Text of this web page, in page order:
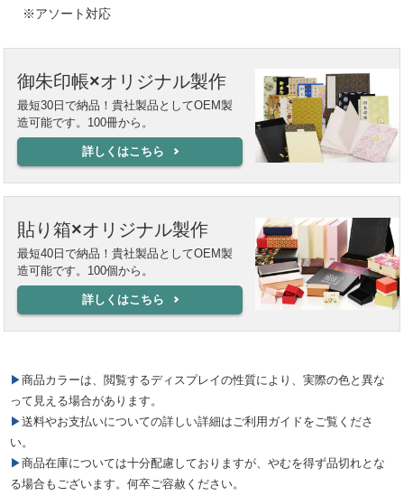
※アソート対応
御朱印帳×オリジナル製作
最短30日で納品！貴社製品としてOEM製
造可能です。100冊から。
詳しくはこちら
貼り箱×オリジナル製作
最短40日で納品！貴社製品としてOEM製
造可能です。100個から。
詳しくはこちら
▶商品カラーは、閲覧するディスプレイの性質により、実際の色と異な
って見える場合があります。
▶送料やお支払いについての詳しい詳細はご利用ガイドをご覧くださ
い。
▶商品在庫については十分配慮しておりますが、やむを得ず品切れとな
る場合もございます。何卒ご容赦ください。